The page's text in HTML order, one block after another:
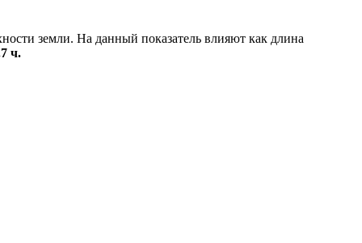
земли. На данный показатель влияют как длина
ч.